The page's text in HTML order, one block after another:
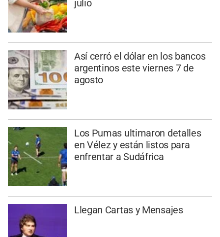
julio
Así cerró el dólar en los bancos
argentinos este viernes 7 de
agosto
Los Pumas ultimaron detalles
en Vélez y están listos para
enfrentar a Sudáfrica
Llegan Cartas y Mensajes